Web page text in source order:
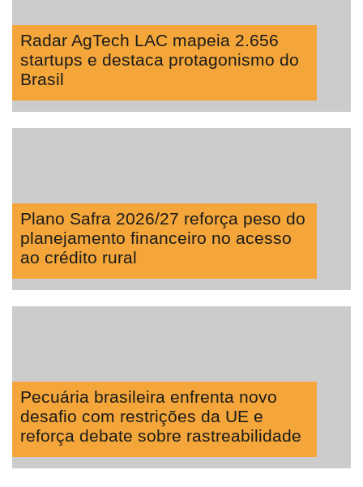
Radar AgTech LAC mapeia 2.656
startups e destaca protagonismo do
Brasil
Plano Safra 2026/27 reforça peso do
planejamento financeiro no acesso
ao crédito rural
Pecuária brasileira enfrenta novo
desafio com restrições da UE e
reforça debate sobre rastreabilidade